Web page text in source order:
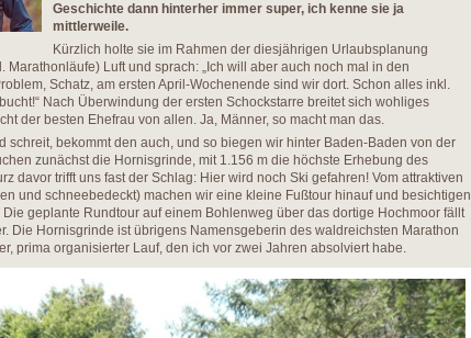
Geschichte dann hinterher immer super, ich kenne sie ja
mittlerweile.
Kürzlich holte sie im Rahmen der diesjährigen Urlaubsplanung
Marathonläufe) Luft und sprach: „Ich will aber auch noch mal in den
Schatz, am ersten April-Wochenende sind wir dort. Schon alles inkl.
Nach Überwindung der ersten Schockstarre breitet sich wohliges
der besten Ehefrau von allen. Ja, Männer, so macht man das.
schreit, bekommt den auch, und so biegen wir hinter Baden-Baden von der
zunächst die Hornisgrinde, mit 1.156 m die höchste Erhebung des
davor trifft uns fast der Schlag: Hier wird noch Ski gefahren! Vom attraktiven
und schneebedeckt) machen wir eine kleine Fußtour hinauf und besichtigen
geplante Rundtour auf einem Bohlenweg über das dortige Hochmoor fällt
Die Hornisgrinde ist übrigens Namensgeberin des waldreichsten Marathon
prima organisierter Lauf, den ich vor zwei Jahren absolviert habe.